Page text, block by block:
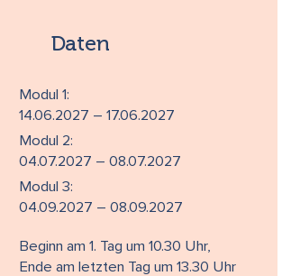
Daten
Modul 1:
14.06.2027 – 17.06.2027
Modul 2:
04.07.2027 – 08.07.2027
Modul 3:
04.09.2027 – 08.09.2027
Beginn am 1. Tag um 10.30 Uhr,
Ende am letzten Tag um 13.30 Uhr